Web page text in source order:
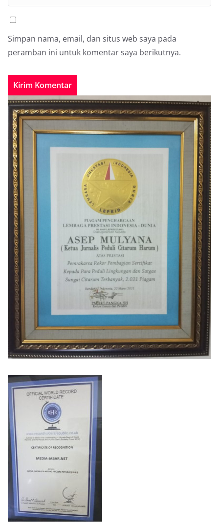
Simpan nama, email, dan situs web saya pada
peramban ini untuk komentar saya berikutnya.